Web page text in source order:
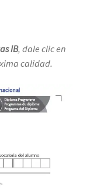
IB, dale clic en
calidad.